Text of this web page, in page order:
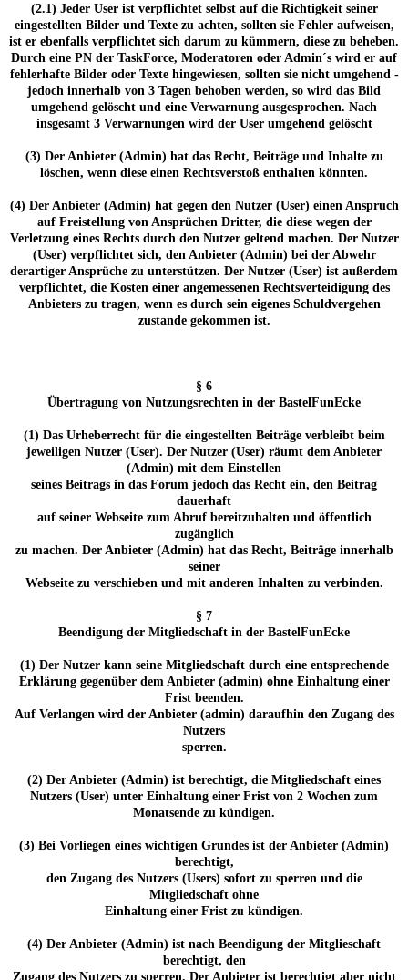
(2.1) Jeder User ist verpflichtet selbst auf die Richtigkeit seiner
eingestellten Bilder und Texte zu achten, sollten sie Fehler aufweisen,
ist er ebenfalls verpflichtet sich darum zu kümmern, diese zu beheben.
Durch eine PN der TaskForce, Moderatoren oder Admin´s wird er auf
fehlerhafte Bilder oder Texte hingewiesen, sollten sie nicht umgehend -
jedoch innerhalb von 3 Tagen behoben werden, so wird das Bild
umgehend gelöscht und eine Verwarnung ausgesprochen. Nach
insgesamt 3 Verwarnungen wird der User umgehend gelöscht
(3) Der Anbieter (Admin) hat das Recht, Beiträge und Inhalte zu
löschen, wenn diese einen Rechtsverstoß enthalten könnten.
(4) Der Anbieter (Admin) hat gegen den Nutzer (User) einen Anspruch
auf Freistellung von Ansprüchen Dritter, die diese wegen der
Verletzung eines Rechts durch den Nutzer geltend machen. Der Nutzer
(User) verpflichtet sich, den Anbieter (Admin) bei der Abwehr
derartiger Ansprüche zu unterstützen. Der Nutzer (User) ist außerdem
verpflichtet, die Kosten einer angemessenen Rechtsverteidigung des
Anbieters zu tragen, wenn es durch sein eigenes Schuldvergehen
zustande gekommen ist.
§ 6
Übertragung von Nutzungsrechten in der BastelFunEcke
(1) Das Urheberrecht für die eingestellten Beiträge verbleibt beim
jeweiligen Nutzer (User). Der Nutzer (User) räumt dem Anbieter
(Admin) mit dem Einstellen
seines Beitrags in das Forum jedoch das Recht ein, den Beitrag
dauerhaft
auf seiner Webseite zum Abruf bereitzuhalten und öffentlich
zugänglich
zu machen. Der Anbieter (Admin) hat das Recht, Beiträge innerhalb
seiner
Webseite zu verschieben und mit anderen Inhalten zu verbinden.
§ 7
Beendigung der Mitgliedschaft in der BastelFunEcke
(1) Der Nutzer kann seine Mitgliedschaft durch eine entsprechende
Erklärung gegenüber dem Anbieter (admin) ohne Einhaltung einer
Frist beenden.
Auf Verlangen wird der Anbieter (admin) daraufhin den Zugang des
Nutzers
sperren.
(2) Der Anbieter (Admin) ist berechtigt, die Mitgliedschaft eines
Nutzers (User) unter Einhaltung einer Frist von 2 Wochen zum
Monatsende zu kündigen.
(3) Bei Vorliegen eines wichtigen Grundes ist der Anbieter (Admin)
berechtigt,
den Zugang des Nutzers (Users) sofort zu sperren und die
Mitgliedschaft ohne
Einhaltung einer Frist zu kündigen.
(4) Der Anbieter (Admin) ist nach Beendigung der Mitglieschaft
berechtigt, den
Zugang des Nutzers zu sperren. Der Anbieter ist berechtigt aber nicht